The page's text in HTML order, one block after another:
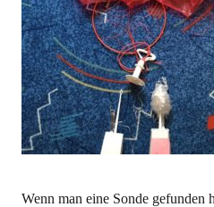
Wenn man eine Sonde gefunden